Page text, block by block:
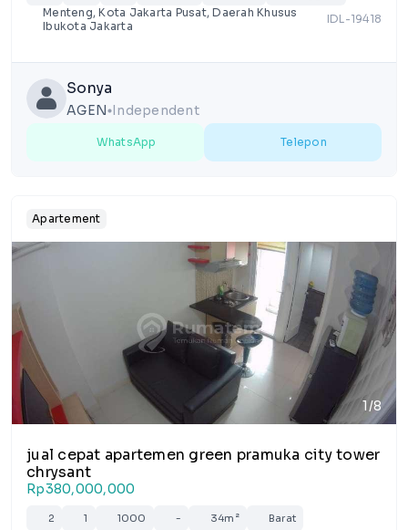
Menteng, Kota Jakarta Pusat, Daerah Khusus
Ibukota Jakarta
IDL-19418
Sonya
AGEN lens Independent
WhatsApp Telepon
Apartement
1/8
jual cepat apartemen green pramuka city tower
chrysant
Rp380,000,000
2 1 1000 - 34m² Barat